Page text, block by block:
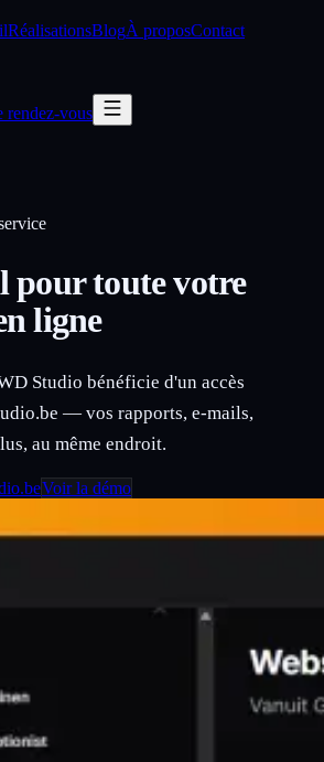
RéalisationsBlogÀ proposContact
rendez-vous
pour toute votre
ligne
Studio bénéficie d'un accès
— vos rapports, e-mails,
au même endroit.
Voir la démo